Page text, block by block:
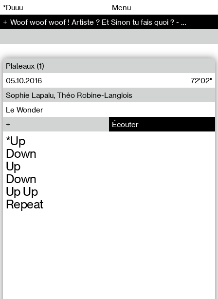
*Duuu
Menu
​Woof woof woof ! Artiste ? Et Sinon tu fais quoi ? - Conversation (86)
Plateaux (1)
05.10.2016
72'02"
Le Wonder
Sophie Lapalu, Théo Robine-Langlois
Écouter
*Up
Down
Up
Down
Up Up
Repeat
00 00
00 00